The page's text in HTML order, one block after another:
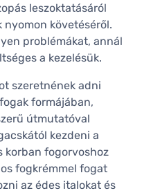
leszoktatásáról
nyomon követéséről.
problémákat, annál
a kezelésük.
szeretnének adni
formájában,
útmutatóval
kezdeni a
korban fogorvoshoz
fogkrémmel fogat
az édes italokat és